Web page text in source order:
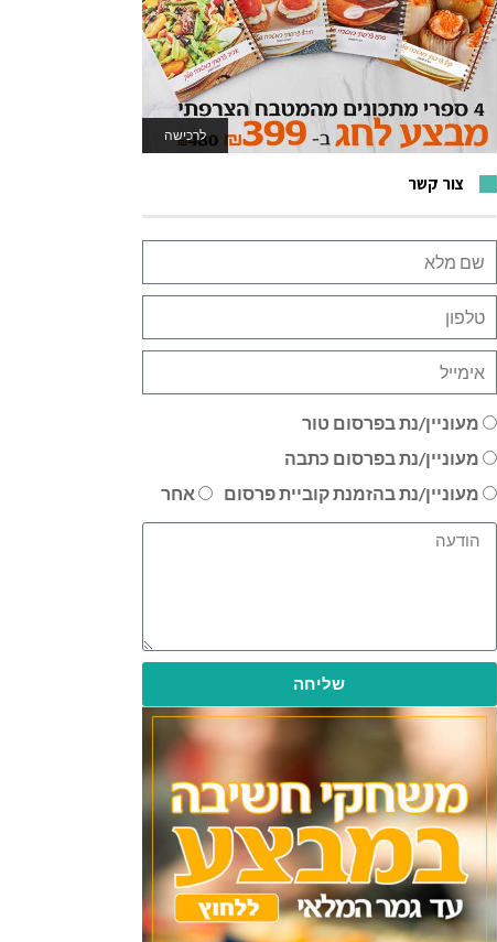
לרכישה
לאתר המשחקים
צור קשר
מעוניין/נת בפרסום טור
מעוניין/נת בפרסום כתבה
מעוניין/נת בהזמנת קוביית פרסום
אחר
שליחה